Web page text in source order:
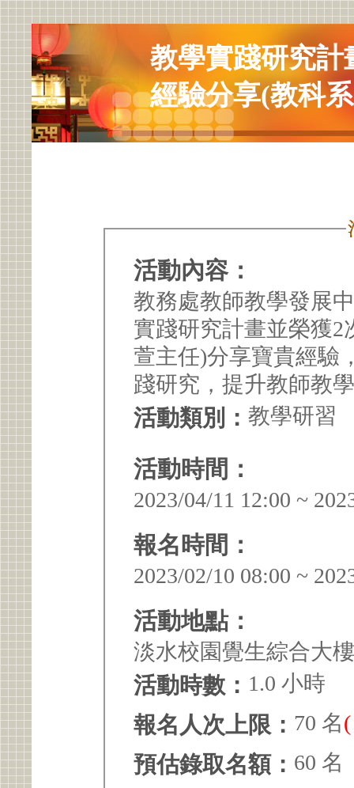
教學實踐研究計
經驗分享(教科
活動內容：
教務處教師教學發展
實踐研究計畫並榮獲
萱主任)分享寶貴經驗
踐研究，提升教師教
活動類別： 教學研習
活動時間：
2023/04/11 12:00 ~
報名時間：
2023/02/10 08:00 ~
活動地點：
淡水校園覺生綜合大
活動時數： 1.0 小時
報名人次上限： 70 名
預估錄取名額： 60 名